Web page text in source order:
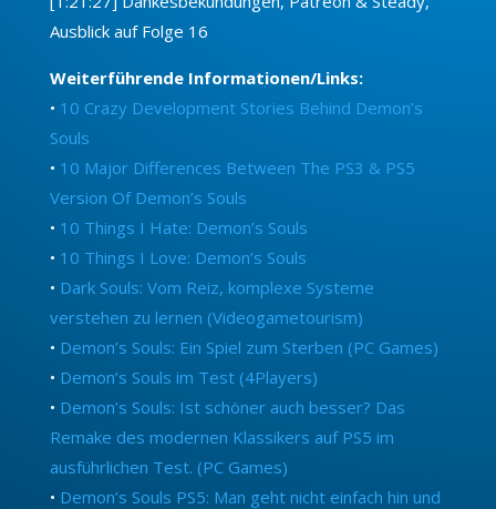
Ausblick auf Folge 16
Weiterführende Informationen/Links:
• 10 Crazy Development Stories Behind Demon’s
Souls
• 10 Major Differences Between The PS3 & PS5
Version Of Demon’s Souls
• 10 Things I Hate: Demon’s Souls
• 10 Things I Love: Demon’s Souls
• Dark Souls: Vom Reiz, komplexe Systeme
verstehen zu lernen (Videogametourism)
• Demon’s Souls: Ein Spiel zum Sterben (PC Games)
• Demon’s Souls im Test (4Players)
• Demon’s Souls: Ist schöner auch besser? Das
Remake des modernen Klassikers auf PS5 im
ausführlichen Test. (PC Games)
• Demon’s Souls PS5: Man geht nicht einfach hin und